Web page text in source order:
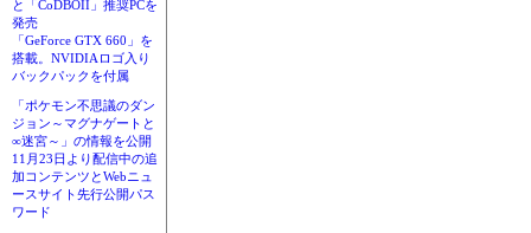
と「CoDBOII」推奨PCを
発売
「GeForce GTX 660」を
搭載。NVIDIAロゴ入り
バックパックを付属
「ポケモン不思議のダン
ジョン～マグナゲートと
∞迷宮～」の情報を公開
11月23日より配信中の追
加コンテンツとWebニュ
ースサイト先行公開パス
ワード